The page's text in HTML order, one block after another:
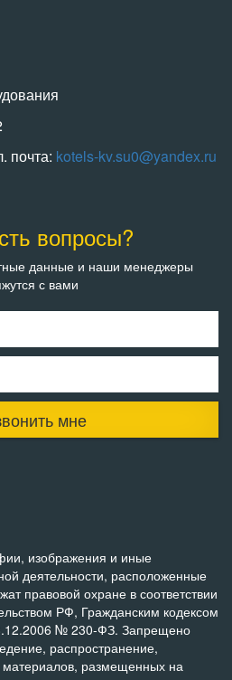
почта: kotels-kv.su0@yandex.ru
вопросы?
данные и наши менеджеры
с вами
мне
изображения и иные
деятельности, расположенные
правовой охране в соответствии
РФ, Гражданским кодексом
№ 230-ФЗ. Запрещено
распространение,
размещенных на